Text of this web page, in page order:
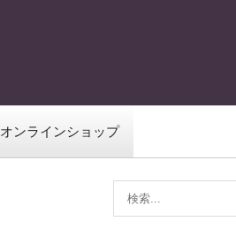
オンラインショップ